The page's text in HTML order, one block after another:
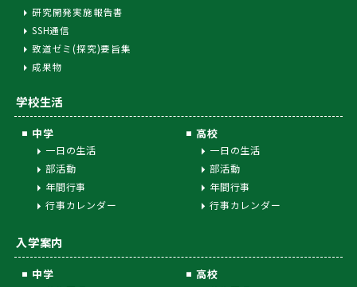
研究開発実施報告書
SSH通信
致道ゼミ(探究)要旨集
成果物
学校生活
中学
一日の生活
部活動
年間行事
行事カレンダー
高校
一日の生活
部活動
年間行事
行事カレンダー
入学案内
中学 高校